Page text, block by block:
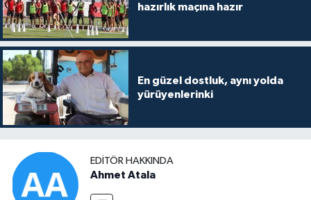
hazırlık maçına hazır
En güzel dostluk, aynı yolda
yürüyenlerinki
EDITÖR HAKKINDA
Ahmet Atala